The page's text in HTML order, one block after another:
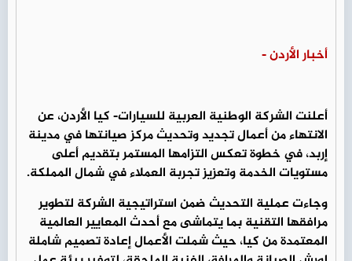
أخبار الأردن -
أعلنت الشركة الوطنية العربية للسيارات- كيا الأردن، عن
الانتهاء من أعمال تجديد وتحديث مركز صيانتها في مدينة
إربد، في خطوة تعكس التزامها المستمر بتقديم أعلى
مستويات الخدمة وتعزيز تجربة العملاء في شمال المملكة.
وجاءت عملية التحديث ضمن استراتيجية الشركة لتطوير
مرافقها التقنية بما يتماشى مع أحدث المعايير العالمية
المعتمدة من كيا، حيث شملت الأعمال إعادة تصميم شاملة